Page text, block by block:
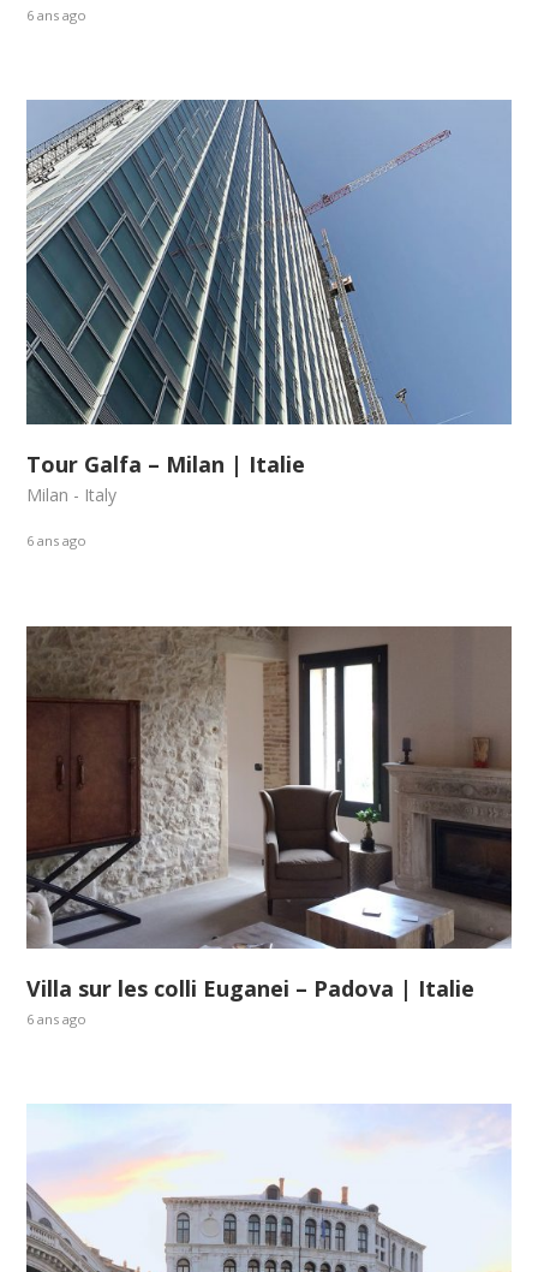
6 ans ago
Tour Galfa – Milan | Italie
Milan - Italy
6 ans ago
Villa sur les colli Euganei – Padova | Italie
6 ans ago